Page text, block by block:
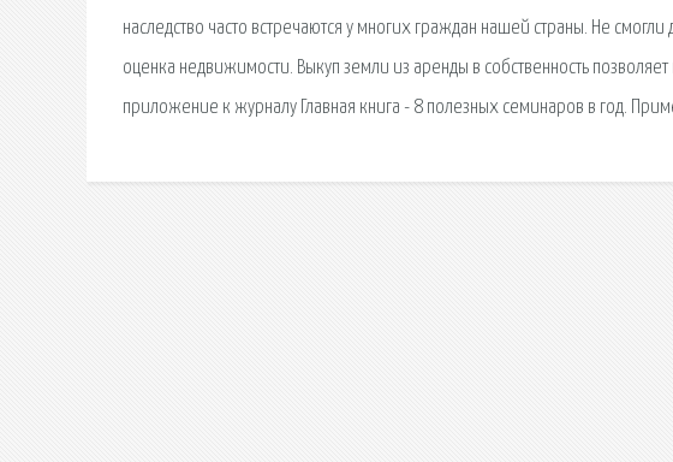
наследство часто встречаются у многих граждан нашей страны. Не
оценка недвижимости. Выкуп земли из аренды в собственность
приложение к журналу Главная книга - 8 полезных семинаров в год.